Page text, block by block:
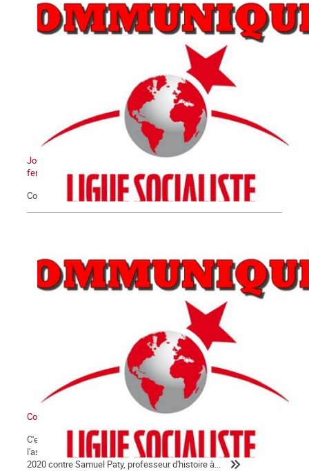
Journée Internationale pour l'élimination de la violence contre les
femmes
Communiqué du 25 novembre 2020
Communiqué
C'est avec la plus extrême fermeté que nous condamnons
l'assassinat barbare qui a été commis le vendredi 16 octobre
2020 contre Samuel Paty, professeur d'histoire à...